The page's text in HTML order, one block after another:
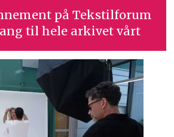
på Tekstilforum
til hele arkivet vårt